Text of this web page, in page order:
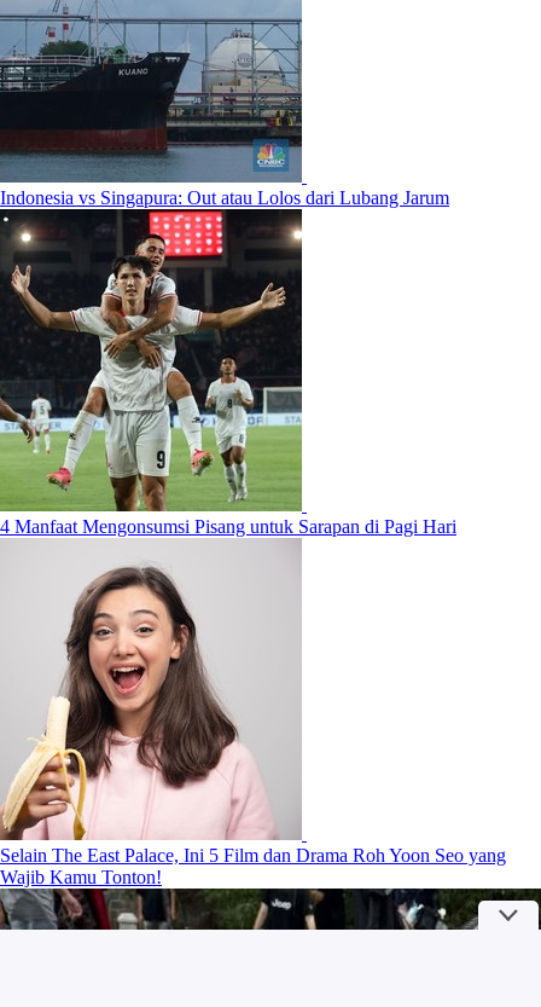
Indonesia vs Singapura: Out atau Lolos dari Lubang Jarum
4 Manfaat Mengonsumsi Pisang untuk Sarapan di Pagi Hari
Selain The East Palace, Ini 5 Film dan Drama Roh Yoon Seo yang
Wajib Kamu Tonton!